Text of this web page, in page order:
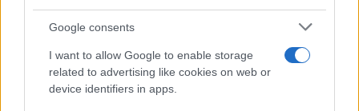
Google consents
I want to allow Google to enable storage
related to advertising like cookies on web or
device identifiers in apps.